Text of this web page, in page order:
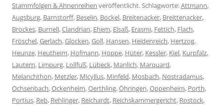
Stammfolgen & Ahnenreihen veröffentlicht. Schlagworte:Attmann,
Augsburg, Barnstorff, Beselin, Bockel, Breitenacker, Breittenacker,
Brockes, Burnell,Clandrian, Ehem, Elsaß, Erasmi, Fettich, Flach,
Fröschel,Gerlach,Glocken,Goll, Hansen, Heidenreich, Hertzog,
Heunze, Heutheim, Hofmann, Hoppe, Hüter, Kessler, Kiel, Kurpfalz,
Lautern, Limpurg, Lollfuß, Lübeck, Manlich, Marquard,
Melanchthon, Metzler, Micyllus, Minfeld, Mosbach, Nostradamus,
Ochsenbach,Ockenheim,Oerthling,Öhringen,Oppenheim, Porth,
Portius, Reb, Rehlinger, Reichardt, Reichskammergericht, Rostock,